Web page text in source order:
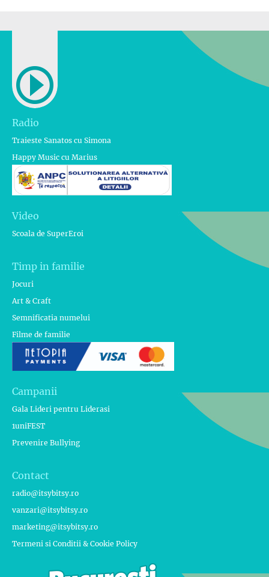
Radio
Traieste Sanatos cu Simona
Happy Music cu Marius
Video
Scoala de SuperEroi
Timp in familie
Jocuri
Art & Craft
Semnificatia numelui
Filme de familie
Campanii
Gala Lideri pentru Liderasi
1uniFEST
Prevenire Bullying
Contact
radio@itsybitsy.ro
vanzari@itsybitsy.ro
marketing@itsybitsy.ro
Termeni si Conditii & Cookie Policy